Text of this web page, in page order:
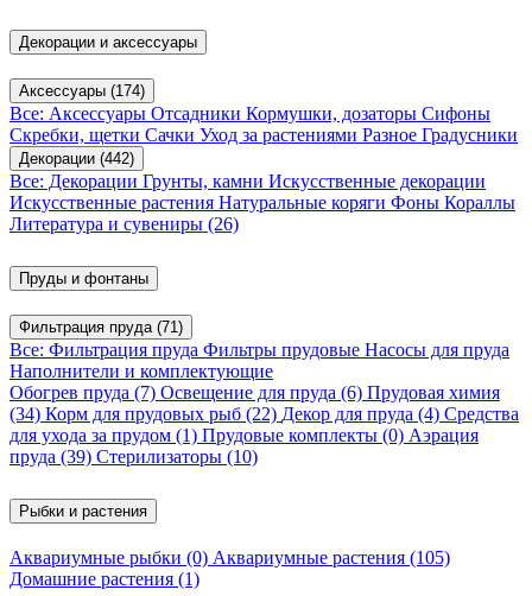
Декорации и аксессуары
Аксессуары (174)
Все: Аксессуары Отсадники Кормушки, дозаторы Сифоны
Скребки, щетки Сачки Уход за растениями Разное Градусники
Декорации (442)
Все: Декорации Грунты, камни Искусственные декорации
Искусственные растения Натуральные коряги Фоны Кораллы
Литература и сувениры (26)
Пруды и фонтаны
Фильтрация пруда (71)
Все: Фильтрация пруда Фильтры прудовые Насосы для пруда
Наполнители и комплектующие
Обогрев пруда (7) Освещение для пруда (6) Прудовая химия
(34) Корм для прудовых рыб (22) Декор для пруда (4) Средства
для ухода за прудом (1) Прудовые комплекты (0) Аэрация
пруда (39) Стерилизаторы (10)
Рыбки и растения
Аквариумные рыбки (0) Аквариумные растения (105)
Домашние растения (1)